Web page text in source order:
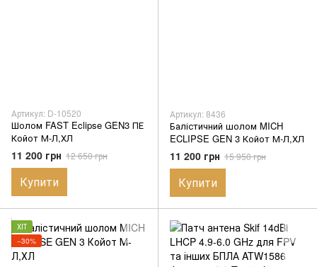
Артикул: D-10520
Шолом FAST Eclipse GEN3 ПЕ
Койот М-Л,ХЛ
11 200 грн 12 650 грн
Купити
Артикул: 8436
Балістичний шолом MICH
ECLIPSE GEN 3 Койот М-Л,ХЛ
11 200 грн 15 950 грн
Купити
ХІТ
−30%